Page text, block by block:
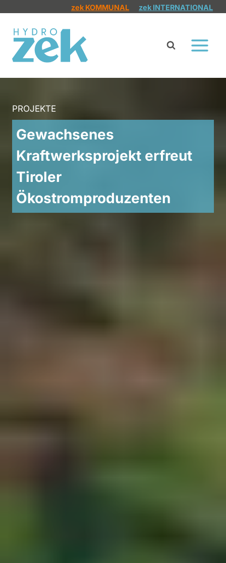
springen
zek KOMMUNAL zek INTERNATIONAL
PROJEKTE
Gewachsenes
Kraftwerksprojekt erfreut
Tiroler
Ökostromproduzenten